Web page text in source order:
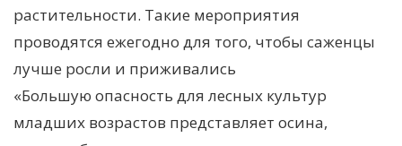
растительности. Такие мероприятия
проводятся ежегодно для того, чтобы саженцы
лучше росли и приживались
«Большую опасность для лесных культур
младших возрастов представляет осина,